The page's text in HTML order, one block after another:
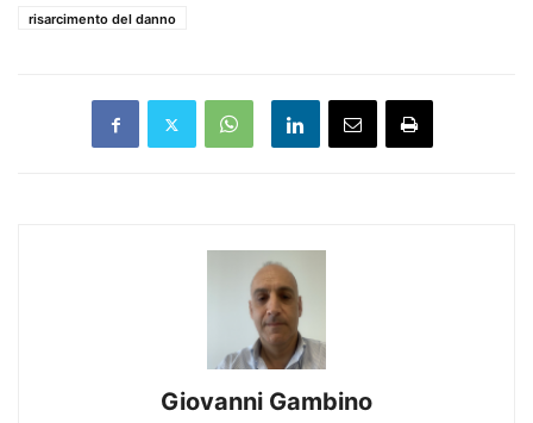
risarcimento del danno
Giovanni Gambino